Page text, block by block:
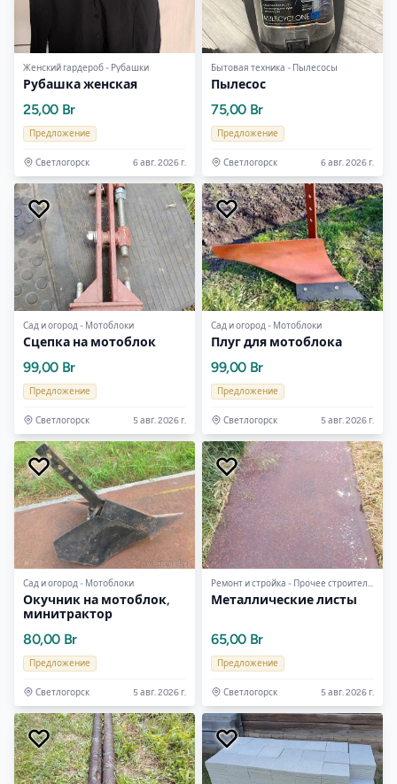
Женский гардероб - Рубашки
Рубашка женская
25,00 Br
Предложение
Светлогорск 6 авг. 2026 г.
Бытовая техника - Пылесосы
Пылесос
75,00 Br
Предложение
Светлогорск 6 авг. 2026 г.
Сад и огород - Мотоблоки
Сцепка на мотоблок
99,00 Br
Предложение
Светлогорск 5 авг. 2026 г.
Сад и огород - Мотоблоки
Плуг для мотоблока
99,00 Br
Предложение
Светлогорск 5 авг. 2026 г.
Сад и огород - Мотоблоки
Окучник на мотоблок,
минитрактор
80,00 Br
Предложение
Светлогорск 5 авг. 2026 г.
Ремонт и стройка - Прочее строительное оборудование
Металлические листы
65,00 Br
Предложение
Светлогорск 5 авг. 2026 г.